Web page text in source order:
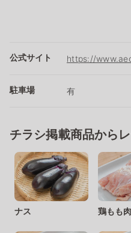
公式サイト https://
駐車場 有
チラシ掲載商品から
ナス 鶏もも肉